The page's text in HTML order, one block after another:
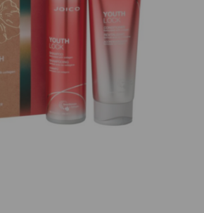
808
Jam,
Difiaba Cream
Developer 5
VOL,
Kreemvesinik 5
Vol
12.4 €
Difiaba Cream